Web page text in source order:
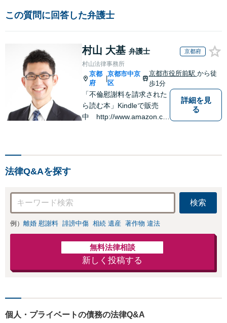
この質問に回答した弁護士
村山 大基 弁護士 京都府
村山法律事務所
京都
府
|
京都市中京
区
京都市役所前駅 から徒
歩1分
「不倫慰謝料を請求された
ら読む本」Kindleで販売
中 http://www.amazon.co.
詳細を見
る
法律Q&Aを探す
検索
例） 離婚 慰謝料 誹謗中傷 相続 遺産 著作物 違法
無料法律相談
新しく投稿する
個人・プライベートの債務の法律Q&A